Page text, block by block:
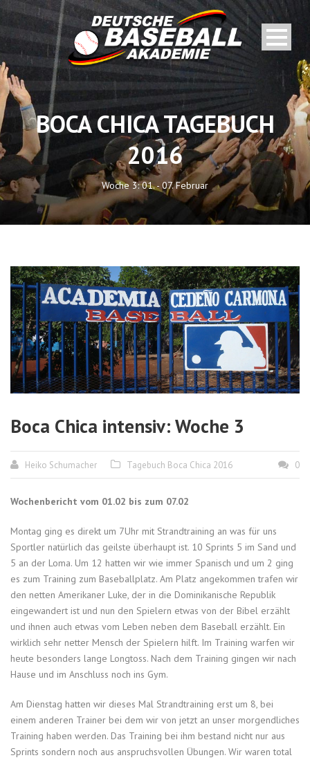
BOCA CHICA TAGEBUCH
2016
Woche 3: 01. - 07. Februar
Boca Chica intensiv: Woche 3
Heiko Schumacher Tagebuch Boca Chica 2016 0
Wochenbericht vom 01.02 bis zum 07.02
Montag ging es direkt um 7Uhr mit Strandtraining an was für uns
Sportler natürlich das geilste überhaupt ist. 10 Sprints 5 im Sand und
5 an der Loma. Um 12 hatten wir wie immer Spanisch und um 2 ging
es zum Training zum Baseballplatz. Am Platz angekommen trafen wir
den netten Amerikaner Luke, der in die Dominikanische Republik
eingewandert ist und nun den Spielern etwas von der Bibel erzählt
und ihnen auch etwas vom Leben neben dem Baseball erzählt. Ein
wirklich sehr netter Mensch der Spielern hilft. Im Training warfen wir
heute besonders lange Longtoss. Nach dem Training gingen wir nach
Hause und im Anschluss noch ins Gym.
Am Dienstag hatten wir dieses Mal Strandtraining erst um 8, bei
einem anderen Trainer bei dem wir von jetzt an unser morgendliches
Training haben werden. Das Training bei ihm bestand nicht nur aus
Sprints sondern noch aus anspruchsvollen Übungen. Wir waren total